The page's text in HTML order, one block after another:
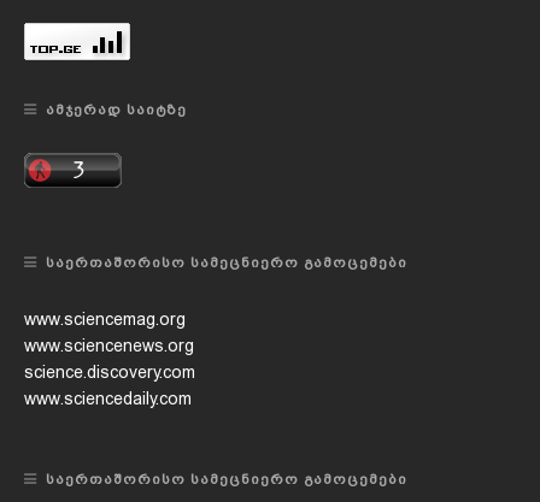
ᲐᲛᲯᲔᲠᲐᲓ ᲡᲐᲘᲢᲖᲔ
ᲡᲐᲔᲠᲗᲐᲨᲝᲠᲘᲡᲝ ᲡᲐᲛᲔᲪᲜᲘᲔᲠᲝ ᲒᲐᲛᲝᲪᲔᲛᲔᲑᲘ
www.sciencemag.org
www.sciencenews.org
science.discovery.com
www.sciencedaily.com
ᲡᲐᲔᲠᲗᲐᲨᲝᲠᲘᲡᲝ ᲡᲐᲛᲔᲪᲜᲘᲔᲠᲝ ᲒᲐᲛᲝᲪᲔᲛᲔᲑᲘ